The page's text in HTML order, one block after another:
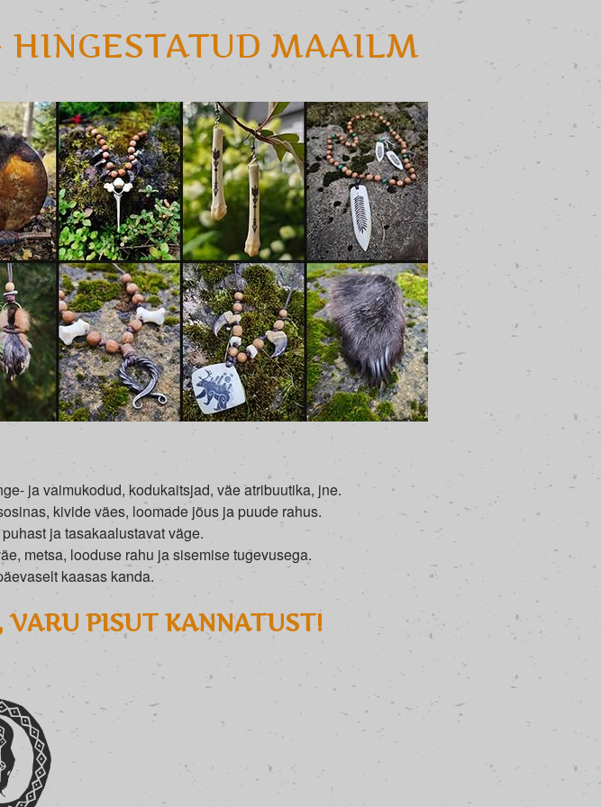
HINGESTATUD MAAILM
ja vaimukodud, kodukaitsjad, väe atribuutika, jne.
kivide väes, loomade jõus ja puude rahus.
ja tasakaalustavat väge.
metsa, looduse rahu ja sisemise tugevusega.
kaasas kanda.
PISUT KANNATUST!